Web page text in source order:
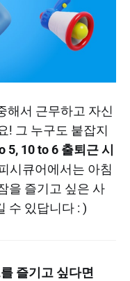
해서 근무하고 자신
! 그 누구도 붙잡지
5, 10 to 6 출퇴근 시
시큐어에서는 아침
을 즐기고 싶은 사
수 있답니다 : )
즐기고 싶다면